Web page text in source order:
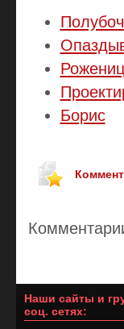
Борис
Наши сайты и
соц. сетях: